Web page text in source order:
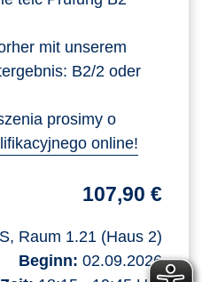
mit unserem
B2/2 oder
prosimy o
online!
107,90 €
Raum 1.21 (Haus 2)
Beginn: 02.09.2026